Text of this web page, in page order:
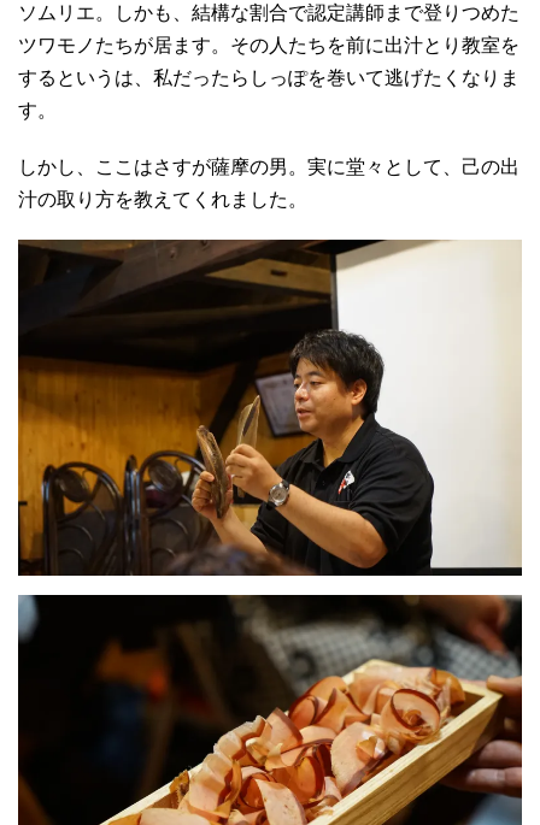
ソムリエ。しかも、結構な割合で認定講師まで登りつめた
ツワモノたちが居ます。その人たちを前に出汁とり教室を
するというは、私だったらしっぽを巻いて逃げたくなりま
す。
しかし、ここはさすが薩摩の男。実に堂々として、己の出
汁の取り方を教えてくれました。